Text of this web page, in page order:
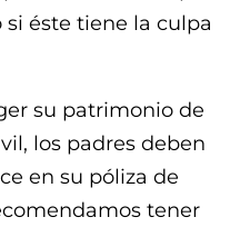
éste tiene la culpa
su patrimonio de
los padres deben
en su póliza de
tener